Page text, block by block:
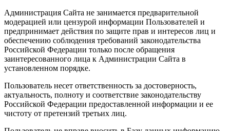
Администрация Сайта не занимается предварительной
модерацией или цензурой информации Пользователей и
предпринимает действия по защите прав и интересов лиц и
обеспечению соблюдения требований законодательства
Российской Федерации только после обращения
заинтересованного лица к Администрации Сайта в
установленном порядке.
Пользователь несет ответственность за достоверность,
актуальность, полноту и соответствие законодательству
Российской Федерации предоставленной информации и ее
чистоту от претензий третьих лиц.